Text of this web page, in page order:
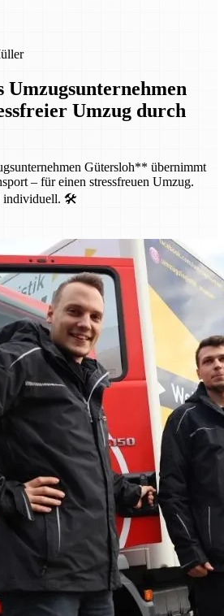
Umzugsunternehmen
Umzug durch
Gütersloh** übernimmt
– für einen stressfreuen Umzug.
individuell. 🛠️